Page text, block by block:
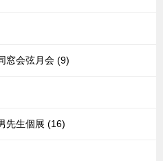
窓会弦月会 (9)
先生個展 (16)